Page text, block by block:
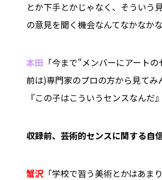
とか下手とかじゃなく、そういう
の意見を聞く機会なんてなかなか
本田 「今まで"メンバーにアート
前は)専門家のプロの方から見てみ
『この子はこういうセンスなんだ
――収録前、芸術的センスに関する自
蟹沢 「学校で習う美術とかはあ